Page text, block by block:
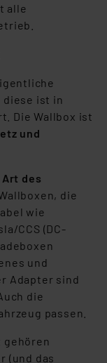
alle
diese ist in
Die Wallbox ist
und
Art des
die
wie
CCS (DC-
und
Adapter sind
die
passen.
gehören
(und das